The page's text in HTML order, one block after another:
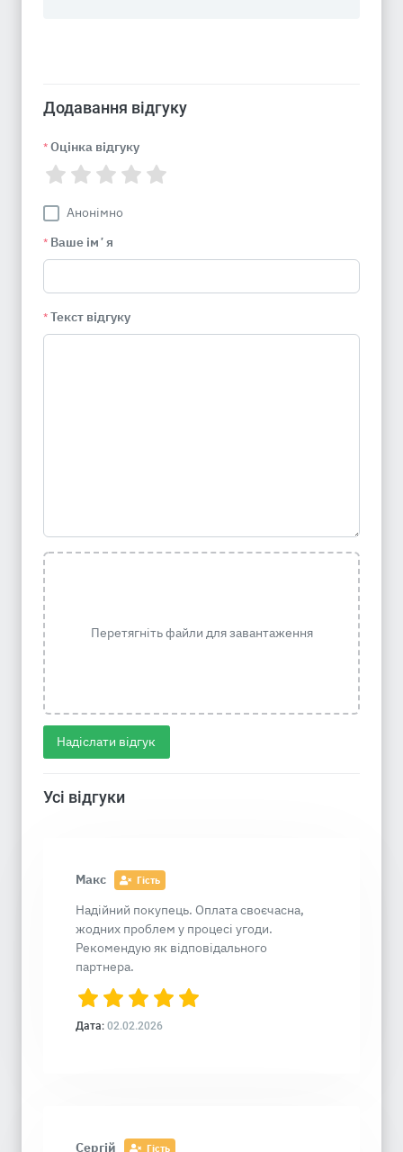
Додавання відгуку
* Оцінка відгуку
Анонімно
* Ваше імʼя
* Текст відгуку
Перетягніть файли для завантаження
Надіслати відгук
Усі відгуки
Макс Гість
Надійний покупець. Оплата своєчасна,
жодних проблем у процесі угоди.
Рекомендую як відповідального
партнера.
Дата: 02.02.2026
Сергій Гість